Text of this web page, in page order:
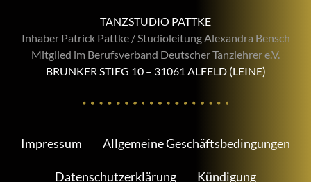
TANZSTUDIO PATTKE
Inhaber Patrick Pattke / Studioleitung Alexandra Bensch
Mitglied im Berufsverband Deutscher Tanzlehrer e.V.
BRUNKER STIEG 10 – 31061 ALFELD (LEINE)
Impressum Allgemeine Geschäftsbedingungen
Datenschutzerklärung Kündigung